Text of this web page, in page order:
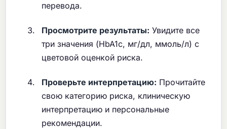
перевода.
Просмотрите результаты: Увидите все
три значения (HbA1c, мг/дл, ммоль/л) с
цветовой оценкой риска.
Проверьте интерпретацию: Прочитайте
свою категорию риска, клиническую
интерпретацию и персональные
рекомендации.